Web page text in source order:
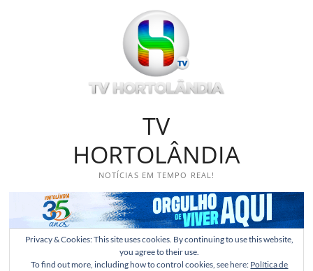
TV
HORTOLÂNDIA
NOTÍCIAS EM TEMPO REAL!
Privacy & Cookies: This site uses cookies. By continuing to use this website,
you agree to their use.
To find out more, including how to control cookies, see here: Política de